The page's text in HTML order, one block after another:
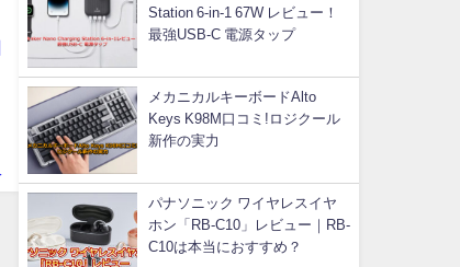
Station 6-in-1 67W レビュー！
最強USB-C 電源タップ
メカニカルキーボードAlto
Keys K98M口コミ!ロジクール
新作の実力
パナソニック ワイヤレスイヤ
ホン「RB-C10」レビュー｜RB-
C10は本当におすすめ？